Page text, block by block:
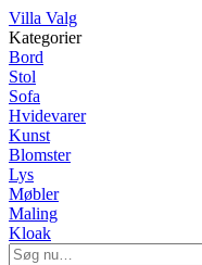
Villa Valg
Kategorier
Bord
Stol
Sofa
Hvidevarer
Kunst
Blomster
Lys
Møbler
Maling
Kloak